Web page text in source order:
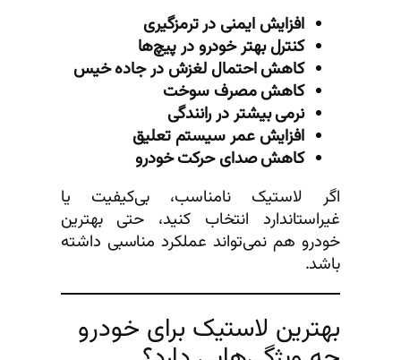
افزایش ایمنی در ترمزگیری
کنترل بهتر خودرو در پیچ‌ها
کاهش احتمال لغزش در جاده خیس
کاهش مصرف سوخت
نرمی بیشتر در رانندگی
افزایش عمر سیستم تعلیق
کاهش صدای حرکت خودرو
اگر لاستیک نامناسب، بی‌کیفیت یا
غیراستاندارد انتخاب کنید، حتی بهترین
خودرو هم نمی‌تواند عملکرد مناسبی داشته
باشد.
بهترین لاستیک برای خودرو